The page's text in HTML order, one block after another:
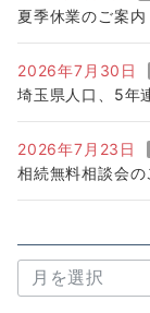
夏季休業のご案
2026年7月30日
埼玉県人口、5年
2026年7月23日
相続無料相談会の
去